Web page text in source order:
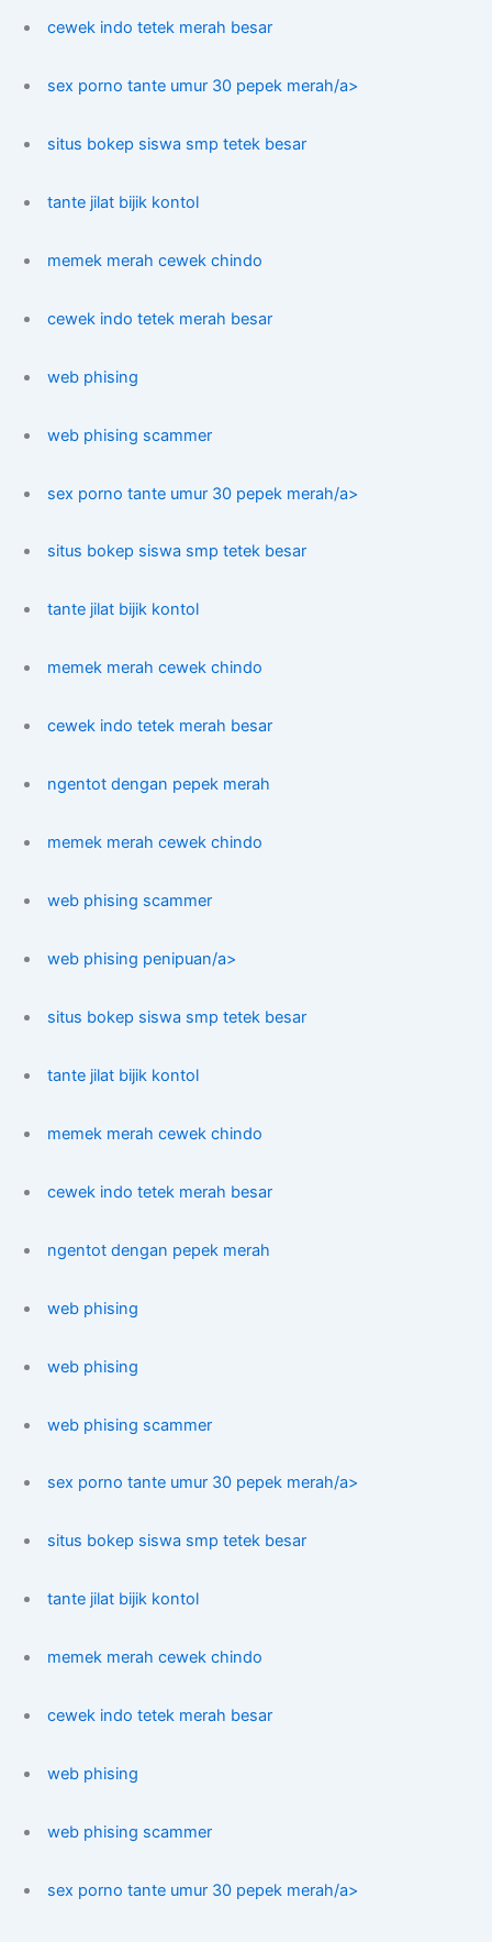
cewek indo tetek merah besar
sex porno tante umur 30 pepek merah/a>
situs bokep siswa smp tetek besar
tante jilat bijik kontol
memek merah cewek chindo
cewek indo tetek merah besar
web phising
web phising scammer
sex porno tante umur 30 pepek merah/a>
situs bokep siswa smp tetek besar
tante jilat bijik kontol
memek merah cewek chindo
cewek indo tetek merah besar
ngentot dengan pepek merah
memek merah cewek chindo
web phising scammer
web phising penipuan/a>
situs bokep siswa smp tetek besar
tante jilat bijik kontol
memek merah cewek chindo
cewek indo tetek merah besar
ngentot dengan pepek merah
web phising
web phising
web phising scammer
sex porno tante umur 30 pepek merah/a>
situs bokep siswa smp tetek besar
tante jilat bijik kontol
memek merah cewek chindo
cewek indo tetek merah besar
web phising
web phising scammer
sex porno tante umur 30 pepek merah/a>